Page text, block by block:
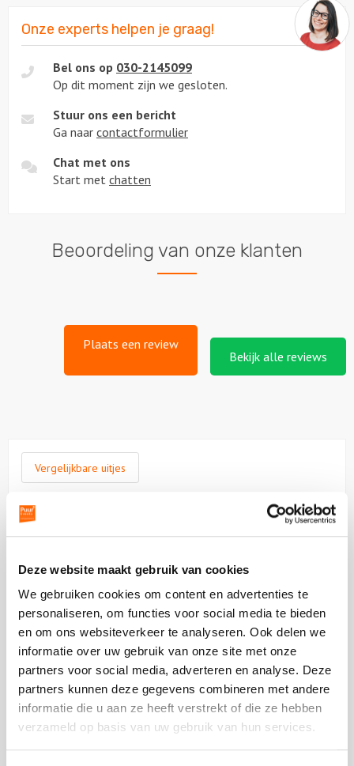
Deze website maakt gebruik van cookies
We gebruiken cookies om content en advertenties te
personaliseren, om functies voor social media te bieden
en om ons websiteverkeer te analyseren. Ook delen we
informatie over uw gebruik van onze site met onze
partners voor social media, adverteren en analyse. Deze
partners kunnen deze gegevens combineren met andere
informatie die u aan ze heeft verstrekt of die ze hebben
verzameld op basis van uw gebruik van hun services.
Onze experts helpen je graag!
Bel ons op 030-2145099
Op dit moment zijn we gesloten.
Stuur ons een bericht
Ga naar contactformulier
Chat met ons
Start met chatten
Beoordeling van onze klanten
Plaats een review
Bekijk alle reviews
Vergelijkbare uitjes
Bekijk
vanaf €0,00 p.p. excl BTW
Leeuwenbergh
Bekijk
Leeuwenbergh